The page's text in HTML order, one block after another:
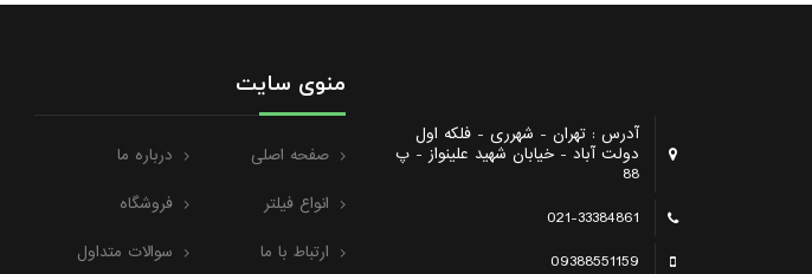
آدرس : تهران - شهرری - فلکه اول
دولت آباد - خیابان شهید علینواز - پ
88
021-33384861
09388551159
منوی سایت
صفحه اصلی درباره ما
انواع فیلتر فروشگاه
ارتباط با ما سوالات متداول